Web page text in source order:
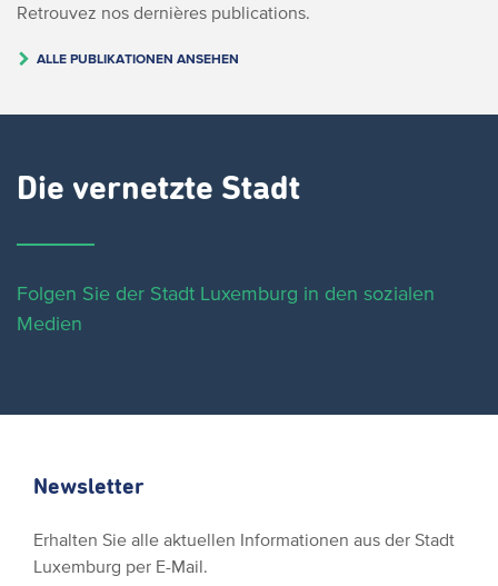
Retrouvez nos dernières publications.
ALLE PUBLIKATIONEN ANSEHEN
Die vernetzte Stadt
Folgen Sie der Stadt Luxemburg in den sozialen
Medien
Newsletter
Erhalten Sie alle aktuellen Informationen aus der Stadt
Luxemburg per E-Mail.